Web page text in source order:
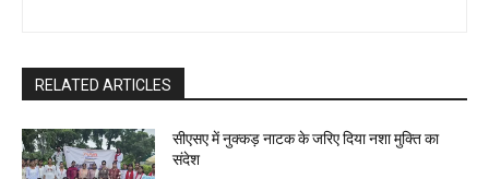
RELATED ARTICLES
सीएसए में नुक्कड़ नाटक के जरिए दिया नशा मुक्ति का
संदेश